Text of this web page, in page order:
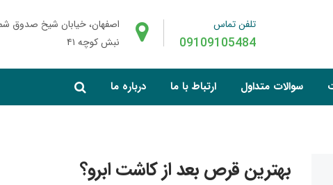
اصفهان، خیابان شیخ صدوق
نبش کوچه ۴۱
تلفن تماس
09109105484
سوالات متداول ارتباط با ما درباره ما
بهترین قرص بعد از کاشت ابرو؟